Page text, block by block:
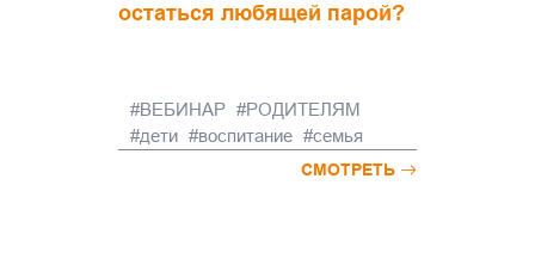
остаться любящей парой?
ВЕБИНАР
РОДИТЕЛЯМ
дети
воспитание семья
СМОТРЕТЬ